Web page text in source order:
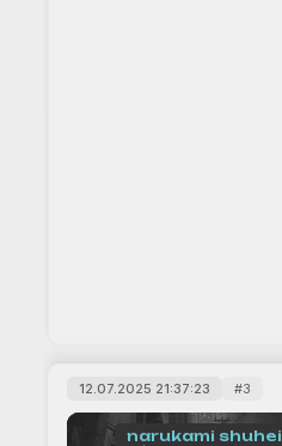
3
12.07.2025 21:37:23
narukami shuhei